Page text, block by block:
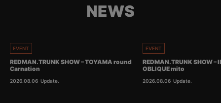
NEWS
EVENT
REDMAN.TRUNK SHOW – TOYAMA round
Carnation
2026.08.06 Update.
EVENT
REDMAN.TRUNK SHOW
OBLIQUE mito
2026.08.06 Update.